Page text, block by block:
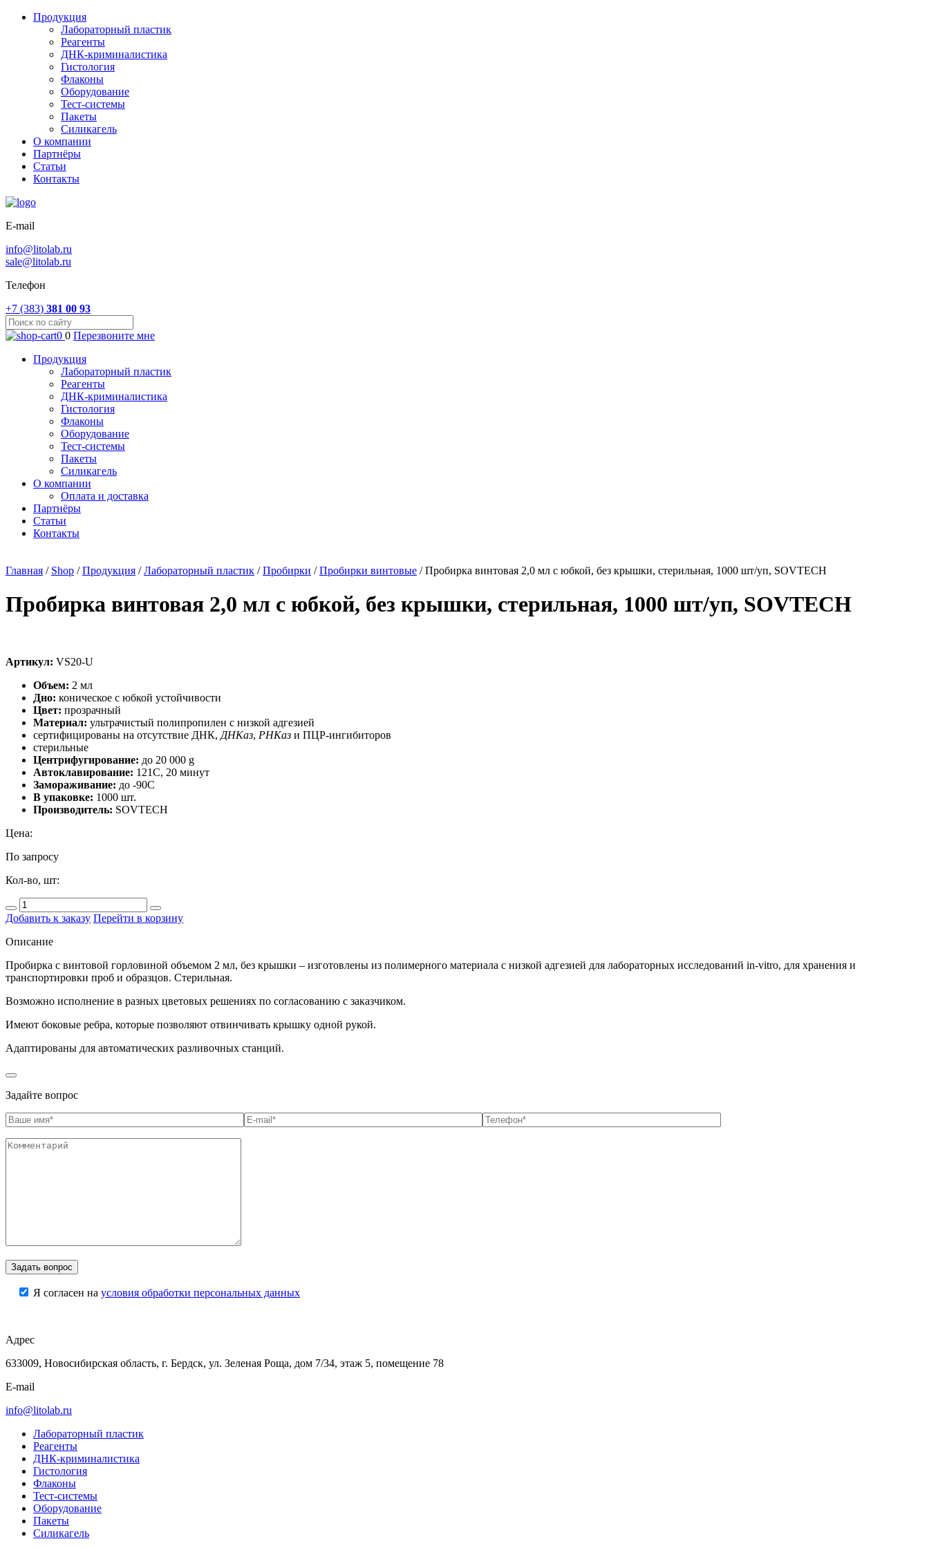
Продукция
Лабораторный пластик
Реагенты
ДНК-криминалистика
Гистология
Флаконы
Оборудование
Тест-системы
Пакеты
Силикагель
О компании
Партнёры
Статьи
Контакты
E-mail
info@litolab.ru
sale@litolab.ru
Телефон
+7 (383) 381 00 93
0 0 Перезвоните мне
Продукция
Лабораторный пластик
Реагенты
ДНК-криминалистика
Гистология
Флаконы
Оборудование
Тест-системы
Пакеты
Силикагель
О компании
Оплата и доставка
Партнёры
Статьи
Контакты
Главная / Shop /Продукция /Лабораторный пластик /Пробирки /Пробирки винтовые /Пробирка винтовая 2,0 мл с юбкой, без крышки, стерильная, 1000 шт/уп, SOVTECH
Пробирка винтовая 2,0 мл с юбкой, без крышки, стерильная, 1000 шт/уп, SOVTECH
Артикул: VS20-U
Объем: 2 мл
Дно: коническое с юбкой устойчивости
Цвет: прозрачный
Материал: ультрачистый полипропилен с низкой адгезией
сертифицированы на отсутствие ДНК, ДНКаз, РНКаз и ПЦР-ингибиторов
стерильные
Центрифугирование: до 20 000 g
Автоклавирование: 121C, 20 минут
Замораживание: до -90С
В упаковке: 1000 шт.
Производитель: SOVTECH
Цена:
По запросу
Кол-во, шт:
Добавить к заказу Перейти в корзину
Описание
Пробирка с винтовой горловиной объемом 2 мл, без крышки – изготовлены из полимерного материала с низкой адгезией для лабораторных исследований in-vitro, для хранения и
транспортировки проб и образцов. Стерильная.
Возможно исполнение в разных цветовых решениях по согласованию с заказчиком.
Имеют боковые ребра, которые позволяют отвинчивать крышку одной рукой.
Адаптированы для автоматических разливочных станций.
Задайте вопрос
Я согласен на условия обработки персональных данных
Адрес
633009, Новосибирская область, г. Бердск, ул. Зеленая Роща, дом 7/34, этаж 5, помещение 78
E-mail
info@litolab.ru
Лабораторный пластик
Реагенты
ДНК-криминалистика
Гистология
Флаконы
Тест-системы
Оборудование
Пакеты
Силикагель